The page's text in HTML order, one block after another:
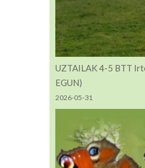
UZTAILAK 4-5 BTT
EGUN)
2026-05-31